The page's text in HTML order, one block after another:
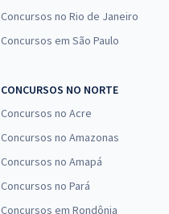
Concursos no Rio de Janeiro
Concursos em São Paulo
CONCURSOS NO NORTE
Concursos no Acre
Concursos no Amazonas
Concursos no Amapá
Concursos no Pará
Concursos em Rondônia